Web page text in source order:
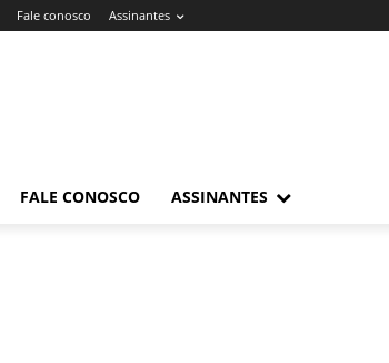
Fale conosco Assinantes
FALE CONOSCO ASSINANTES